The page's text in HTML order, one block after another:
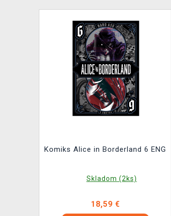
Komiks Alice in Borderland 6 ENG
Skladom (2ks)
18,59 €